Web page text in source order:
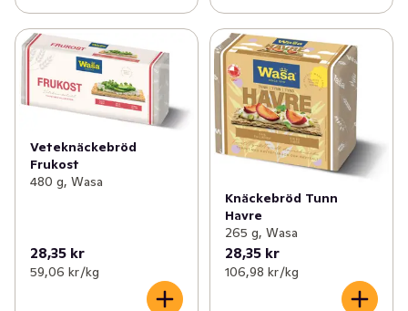
Veteknäckebröd
Frukost
480 g, Wasa
28,35 kr
59,06 kr /kg
Knäckebröd Tunn
Havre
265 g, Wasa
28,35 kr
106,98 kr /kg